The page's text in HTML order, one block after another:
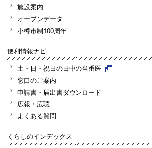
施設案内
オープンデータ
小樽市制100周年
便利情報ナビ
土・日・祝日の日中の当番医
窓口のご案内
申請書・届出書ダウンロード
広報・広聴
よくある質問
くらしのインデックス